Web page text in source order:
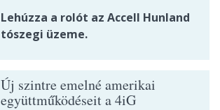
Lehúzza a rolót az Accell Hunland
tószegi üzeme.
Új szintre emelné amerikai
együttműködéseit a 4iG